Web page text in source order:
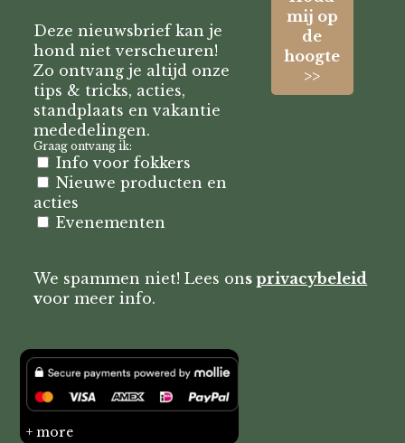
Deze nieuwsbrief kan je
hond niet verscheuren!
Zo ontvang je altijd onze
tips & tricks, acties,
standplaats en vakantie
mededelingen.
Graag ontvang ik:
Info voor fokkers
Nieuwe producten en
acties
Evenementen
We spammen niet! Lees onsprivacybeleid
voor meer info.
+ more